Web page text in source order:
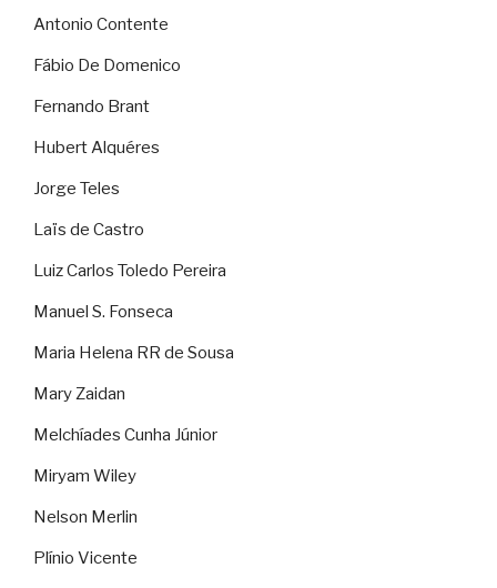
Antonio Contente
Fábio De Domenico
Fernando Brant
Hubert Alquéres
Jorge Teles
Laïs de Castro
Luiz Carlos Toledo Pereira
Manuel S. Fonseca
Maria Helena RR de Sousa
Mary Zaidan
Melchíades Cunha Júnior
Miryam Wiley
Nelson Merlin
Plínio Vicente